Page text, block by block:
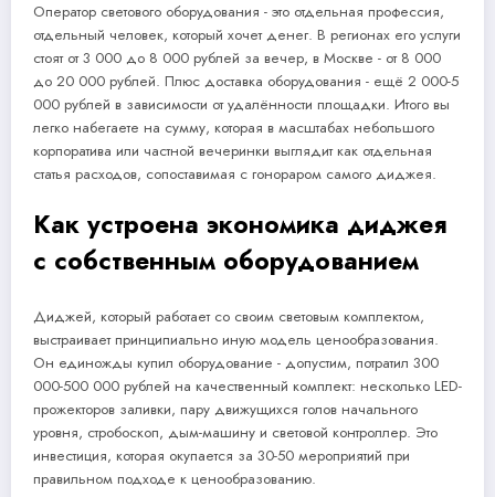
Оператор светового оборудования - это отдельная профессия,
отдельный человек, который хочет денег. В регионах его услуги
стоят от 3 000 до 8 000 рублей за вечер, в Москве - от 8 000
до 20 000 рублей. Плюс доставка оборудования - ещё 2 000-5
000 рублей в зависимости от удалённости площадки. Итого вы
легко набегаете на сумму, которая в масштабах небольшого
корпоратива или частной вечеринки выглядит как отдельная
статья расходов, сопоставимая с гонораром самого диджея.
Как устроена экономика диджея
с собственным оборудованием
Диджей, который работает со своим световым комплектом,
выстраивает принципиально иную модель ценообразования.
Он единожды купил оборудование - допустим, потратил 300
000-500 000 рублей на качественный комплект: несколько LED-
прожекторов заливки, пару движущихся голов начального
уровня, стробоскоп, дым-машину и световой контроллер. Это
инвестиция, которая окупается за 30-50 мероприятий при
правильном подходе к ценообразованию.